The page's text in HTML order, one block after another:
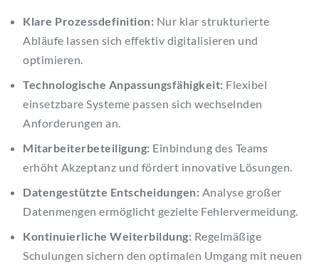
Klare Prozessdefinition: Nur klar strukturierte
Abläufe lassen sich effektiv digitalisieren und
optimieren.
Technologische Anpassungsfähigkeit: Flexibel
einsetzbare Systeme passen sich wechselnden
Anforderungen an.
Mitarbeiterbeteiligung: Einbindung des Teams
erhöht Akzeptanz und fördert innovative Lösungen.
Datengestützte Entscheidungen: Analyse großer
Datenmengen ermöglicht gezielte Fehlervermeidung.
Kontinuierliche Weiterbildung: Regelmäßige
Schulungen sichern den optimalen Umgang mit neuen